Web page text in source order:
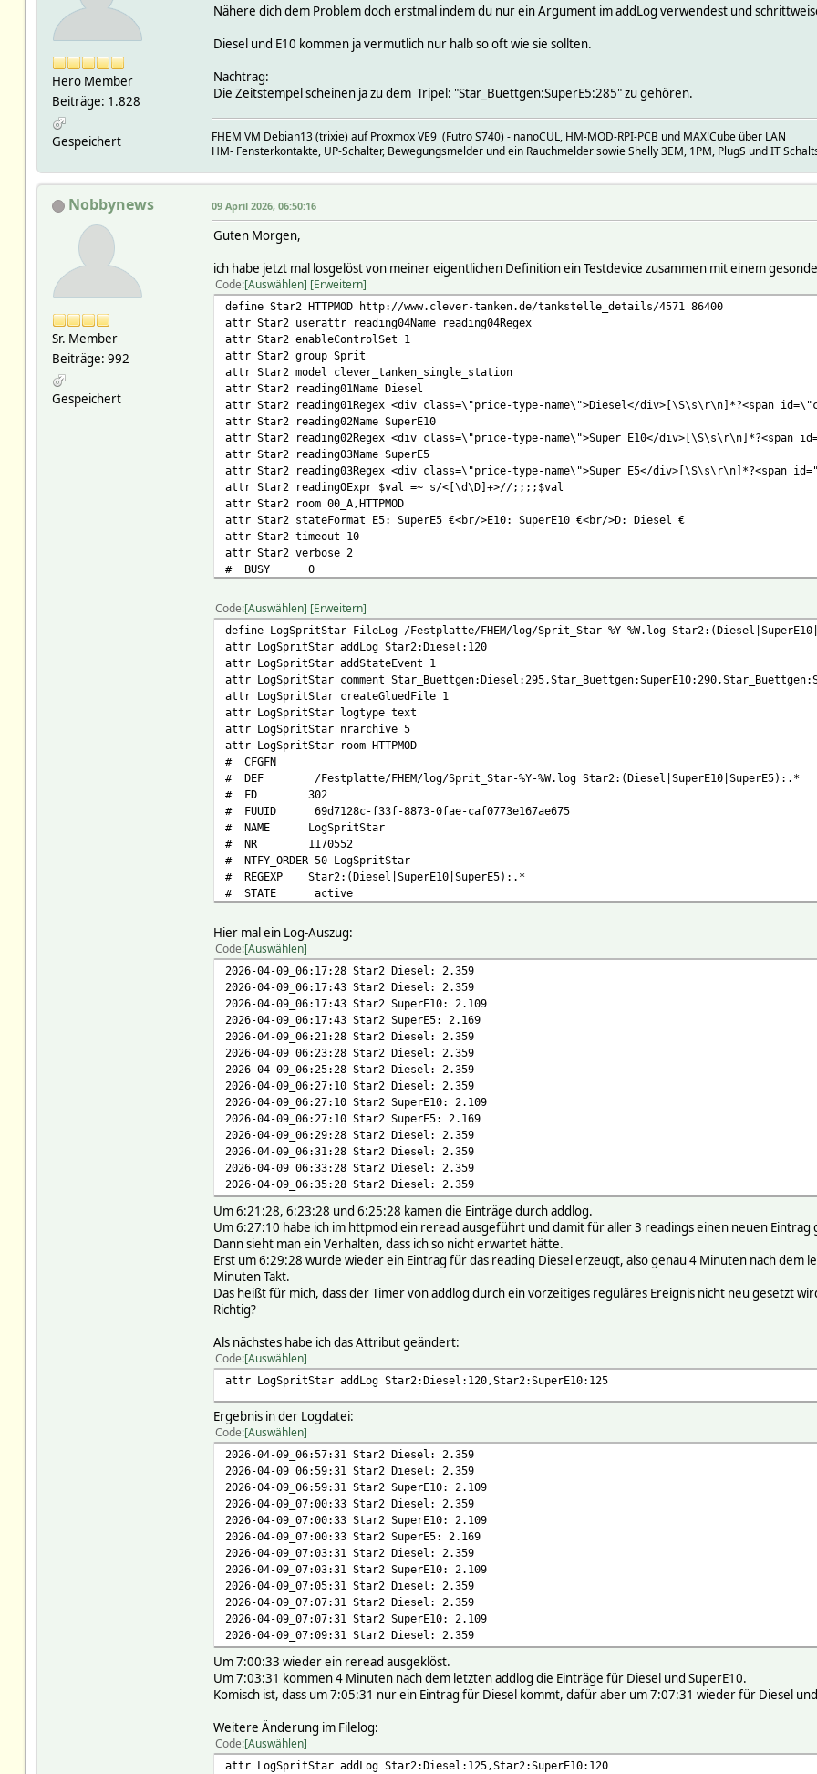
Hero Member
Beiträge: 1.828
Gespeichert
Nähere dich dem Problem doch erstmal indem du nur ein Argument im addLog verwendest und
Diesel und E10 kommen ja vermutlich nur halb so oft wie sie sollten.
Nachtrag:
Die Zeitstempel scheinen ja zu dem Tripel: "Star_Buettgen:SuperE5:285" zu gehören.
FHEM VM Debian13 (trixie) auf Proxmox VE9 (Futro S740) - nanoCUL, HM-MOD-RPI-PCB und MAX!Cube über LAN
HM- Fensterkontakte, UP-Schalter, Bewegungsmelder und ein Rauchmelder sowie Shelly 3EM, 1PM, PlugS und IT
Nobbynews
Sr. Member
Beiträge: 992
Gespeichert
09 April 2026, 06:50:16
Guten Morgen,
ich habe jetzt mal losgelöst von meiner eigentlichen Definition ein Testdevice zusammen mit einem
Code Auswählen Erweitern
define Star2 HTTPMOD http://www.clever-tanken.de/tankstelle_details/4571 86400
attr Star2 userattr reading04Name reading04Regex
attr Star2 enableControlSet 1
attr Star2 group Sprit
attr Star2 model clever_tanken_single_station
attr Star2 reading01Name Diesel
attr Star2 reading01Regex <div class=\"price-type-name\">Diesel</div>[\S\s\r\n]*?<span
attr Star2 reading02Name SuperE10
attr Star2 reading02Regex <div class=\"price-type-name\">Super E10</
attr Star2 reading03Name SuperE5
attr Star2 reading03Regex <div class=\"price-type-name\">Super E5</
attr Star2 readingOExpr $val =~ s/<[\d\D]+>//;;;;$val
attr Star2 room 00_A,HTTPMOD
attr Star2 stateFormat E5: SuperE5 €<br/>E10: SuperE10 €<br/>D: Diesel €
attr Star2 timeout 10
attr Star2 verbose 2
# BUSY 0
# DEF http://www.clever-tanken.de/tankstelle_details/4571 86400
# FUUID 69d71ba8-f33f-8873-7c0f-9a755be27818a9d6
# Interval 86400
# MainURL http://www.clever-tanken.de/tankstelle_details/4571
# ModuleVersion 4.2.0 - 11.8.2023
# NAME Star2
# NOTIFYDEV global
# NR 1172987
# NTFY_ORDER 50-Star2
# STATE E5: 2.169 €<br/>E10: 2.109 €<br/>D: 2.359 €
# TYPE HTTPMOD
# eventCount 13
# value
# CompiledRegexes:
# HTTPCookieHash:
# csrftoken;:
# Name csrftoken
# Options expires=Thu, 08 Apr 2027 04:27:10 GMT; Max-Age=31449600; Path=/;
# Path
# HttpUtils:
# NAME
# addr https://www.clever-tanken.de:443
# auth 0
# code 200
# compress 1
# conn
# data
# displayurl https://www.clever-tanken.de/tankstelle_details/4571
# header Cookie: csrftoken=LGc4EzdiyrXAxKUHbPnqO4zdfeLhro5V
# host www.clever-tanken.de
# httpheader HTTP/1.1 200 OK
#Date: Thu, 09 Apr 2026 04:27:10 GMT
#Server: Apache/2.4.52 (Ubuntu)
#Vary: Cookie,Accept-Encoding
#Content-Encoding: gzip
#Content-Type: text/html; charset=utf-8
#Set-Cookie: csrftoken=LGc4EzdiyrXAxKUHbPnqO4zdfeLhro5V; expires=Thu, 08 Apr 2027 04:27:10
#X-Correlation-Uid: adcqni-BUS95oX7k7IfGqgAAAqU
#Connection: close
# httpversion 1.0
# hu_blocking 0
# hu_filecount 1
# hu_port 443
# ignoreredirects 1
# loglevel 4
# path /tankstelle_details/4571
# protocol https
# redirects 0
# timeout 10
# url https://www.clever-tanken.de/tankstelle_details/4571
# sslargs:
# QUEUE:
# READINGS:
# 2026-04-09 06:27:10 Diesel 2.359
# 2026-04-09 06:27:10 SuperE10 2.109
# 2026-04-09 06:27:10 SuperE5 2.169
# REQUEST:
# context reading
# data
# header
# ignoreredirects 0
# num unknown
# priority 1
# retryCount 0
# type update
# url https://www.clever-tanken.de/tankstelle_details/4571
# defptr:
# readingBase:
# Diesel reading
# SuperE10 reading
Code Auswählen Erweitern
define LogSpritStar FileLog /Festplatte/FHEM/log/Sprit_Star-%Y-%W.log
attr LogSpritStar addLog Star2:Diesel:120
attr LogSpritStar addStateEvent 1
attr LogSpritStar comment
attr LogSpritStar createGluedFile 1
attr LogSpritStar logtype text
attr LogSpritStar nrarchive 5
attr LogSpritStar room HTTPMOD
# CFGFN
# DEF /Festplatte/FHEM/log/Sprit_Star-%Y-%W.log Star2:(Diesel|SuperE10|SuperE5):.*
# FD 302
# FUUID 69d7128c-f33f-8873-0fae-caf0773e167ae675
# NAME LogSpritStar
# NR 1170552
# NTFY_ORDER 50-LogSpritStar
# REGEXP Star2:(Diesel|SuperE10|SuperE5):.*
# STATE active
# addLogMinInterval 120
# currentlogfile /Festplatte/FHEM/log/Sprit_Star-2026-14.log
# logfile /Festplatte/FHEM/log/Sprit_Star-%Y-%W.log
# READINGS:
# 2026-04-09 06:37:28 linesInTheFile 48
#
setstate LogSpritStar active
setstate LogSpritStar 2026-04-09 06:37:28 linesInTheFile 48
Hier mal ein Log-Auszug:
Code Auswählen
2026-04-09_06:17:28 Star2 Diesel: 2.359
2026-04-09_06:17:43 Star2 Diesel: 2.359
2026-04-09_06:17:43 Star2 SuperE10: 2.109
2026-04-09_06:17:43 Star2 SuperE5: 2.169
2026-04-09_06:21:28 Star2 Diesel: 2.359
2026-04-09_06:23:28 Star2 Diesel: 2.359
2026-04-09_06:25:28 Star2 Diesel: 2.359
2026-04-09_06:27:10 Star2 Diesel: 2.359
2026-04-09_06:27:10 Star2 SuperE10: 2.109
2026-04-09_06:27:10 Star2 SuperE5: 2.169
2026-04-09_06:29:28 Star2 Diesel: 2.359
2026-04-09_06:31:28 Star2 Diesel: 2.359
2026-04-09_06:33:28 Star2 Diesel: 2.359
2026-04-09_06:35:28 Star2 Diesel: 2.359
Um 6:21:28, 6:23:28 und 6:25:28 kamen die Einträge durch addlog.
Um 6:27:10 habe ich im httpmod ein reread ausgeführt und damit für aller 3 readings einen neuen Eintrag
Dann sieht man ein Verhalten, dass ich so nicht erwartet hätte.
Erst um 6:29:28 wurde wieder ein Eintrag für das reading Diesel erzeugt, also genau 4 Minuten nach dem
Minuten Takt.
Das heißt für mich, dass der Timer von addlog durch ein vorzeitiges reguläres Ereignis nicht neu gesetzt
Richtig?
Als nächstes habe ich das Attribut geändert:
Code Auswählen
attr LogSpritStar addLog Star2:Diesel:120,Star2:SuperE10:125
Ergebnis in der Logdatei:
Code Auswählen
2026-04-09_06:57:31 Star2 Diesel: 2.359
2026-04-09_06:59:31 Star2 Diesel: 2.359
2026-04-09_06:59:31 Star2 SuperE10: 2.109
2026-04-09_07:00:33 Star2 Diesel: 2.359
2026-04-09_07:00:33 Star2 SuperE10: 2.109
2026-04-09_07:00:33 Star2 SuperE5: 2.169
2026-04-09_07:03:31 Star2 Diesel: 2.359
2026-04-09_07:03:31 Star2 SuperE10: 2.109
2026-04-09_07:05:31 Star2 Diesel: 2.359
2026-04-09_07:07:31 Star2 Diesel: 2.359
2026-04-09_07:07:31 Star2 SuperE10: 2.109
2026-04-09_07:09:31 Star2 Diesel: 2.359
Um 7:00:33 wieder ein reread ausgeklöst.
Um 7:03:31 kommen 4 Minuten nach dem letzten addlog die Einträge für Diesel und SuperE10.
Komisch ist, dass um 7:05:31 nur ein Eintrag für Diesel kommt, dafür aber um 7:07:31 wieder für Diesel
Weitere Änderung im Filelog:
Code Auswählen
attr LogSpritStar addLog Star2:Diesel:125,Star2:SuperE10:120